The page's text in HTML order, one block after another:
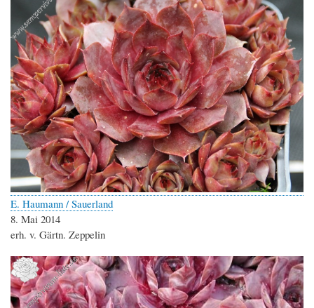
E. Haumann / Sauerland
8. Mai 2014
erh. v. Gärtn. Zeppelin